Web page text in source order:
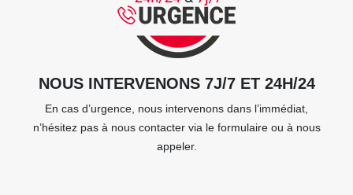
NOUS INTERVENONS 7J/7 ET 24H/24
En cas d’urgence, nous intervenons dans l’immédiat,
n’hésitez pas à nous contacter via le formulaire ou à nous
appeler.